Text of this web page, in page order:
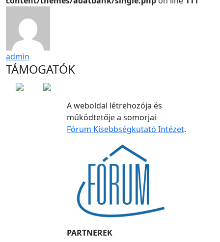
admin
TÁMOGATÓK
A weboldal létrehozója és
működtetője a somorjai
Fórum Kisebbségkutató Intézet.
PARTNEREK